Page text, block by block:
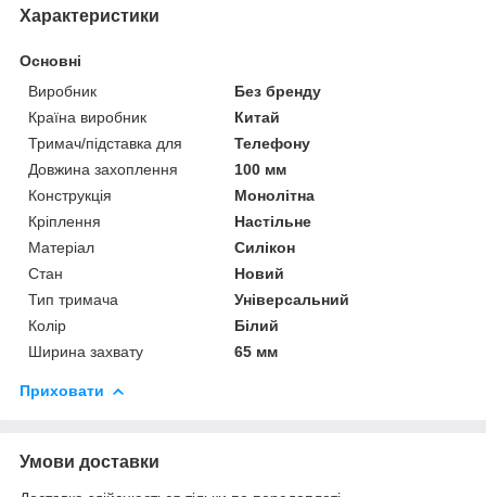
Характеристики
Основні
Виробник
Без бренду
Країна виробник
Китай
Тримач/підставка для
Телефону
Довжина захоплення
100 мм
Конструкція
Монолітна
Кріплення
Настільне
Матеріал
Силікон
Стан
Новий
Тип тримача
Універсальний
Колір
Білий
Ширина захвату
65 мм
Приховати
Умови доставки